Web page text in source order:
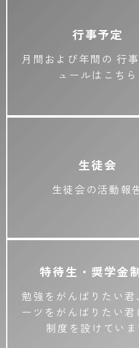
行事予定
月間および年間の 行
ュールはこちら
生徒会
生徒会の活動報
特待生・奨学金
勉強をがんばりたい君
ーツをがんばりたい君
制度を設けていま